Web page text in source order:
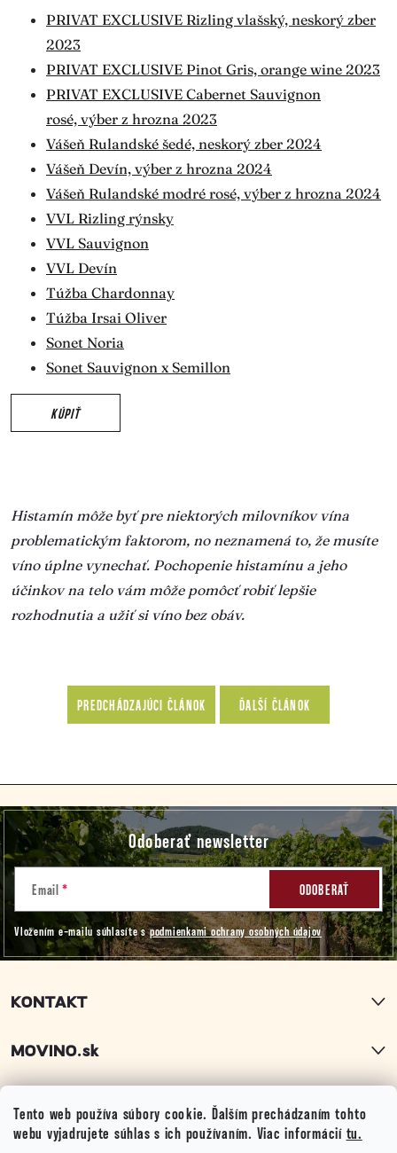
Tento web používa súbory cookie. Ďalším prechádzaním tohto
webu vyjadrujete súhlas s ich používaním. Viac informácií tu.
PRIVAT EXCLUSIVE Rizling vlašský, neskorý zber
2023
PRIVAT EXCLUSIVE Pinot Gris, orange wine 2023
PRIVAT EXCLUSIVE Cabernet Sauvignon
rosé, výber z hrozna 2023
Vášeň Rulandské šedé, neskorý zber 2024
Vášeň Devín, výber z hrozna 2024
Vášeň Rulandské modré rosé, výber z hrozna 2024
VVL Rizling rýnsky
VVL Sauvignon
VVL Devín
Túžba Chardonnay
Túžba Irsai Oliver
Sonet Noria
Sonet Sauvignon x Semillon
KÚPIŤ
Histamín môže byť pre niektorých milovníkov vína
problematickým faktorom, no neznamená to, že musíte
víno úplne vynechať. Pochopenie histamínu a jeho
účinkov na telo vám môže pomôcť robiť lepšie
rozhodnutia a užiť si víno bez obáv.
PREDCHÁDZAJÚCI ČLÁNOK ĎALŠÍ ČLÁNOK
Z
á
p
ä
e
Odoberať newsletter
Email
Vložením e-mailu súhlasíte spodmienkami ochrany osobných údajov
ODOBERAŤ
KONTAKT
MOVINO.sk